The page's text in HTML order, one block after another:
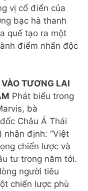
vị cổ điển của
bạc hà thanh
quế tạo ra một
điểm nhấn độc
TƯƠNG LAI
Phát biểu trong
bà
Châu Á Thái
nhận định: “Việt
chiến lược và
tư trong năm tới.
người tiêu
chiến lược phù